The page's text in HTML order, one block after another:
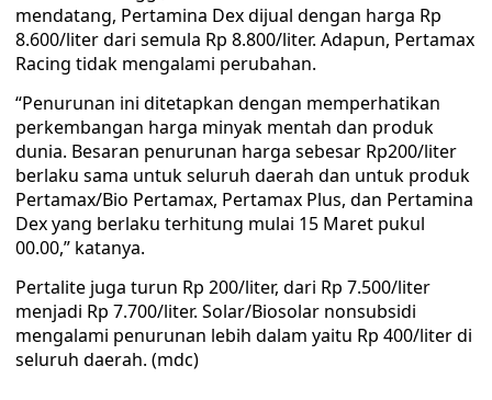
mendatang, Pertamina Dex dijual dengan harga Rp
8.600/liter dari semula Rp 8.800/liter. Adapun, Pertamax
Racing tidak mengalami perubahan.
“Penurunan ini ditetapkan dengan memperhatikan
perkembangan harga minyak mentah dan produk
dunia. Besaran penurunan harga sebesar Rp200/liter
berlaku sama untuk seluruh daerah dan untuk produk
Pertamax/Bio Pertamax, Pertamax Plus, dan Pertamina
Dex yang berlaku terhitung mulai 15 Maret pukul
00.00,” katanya.
Pertalite juga turun Rp 200/liter, dari Rp 7.500/liter
menjadi Rp 7.700/liter. Solar/Biosolar nonsubsidi
mengalami penurunan lebih dalam yaitu Rp 400/liter di
seluruh daerah. (mdc)